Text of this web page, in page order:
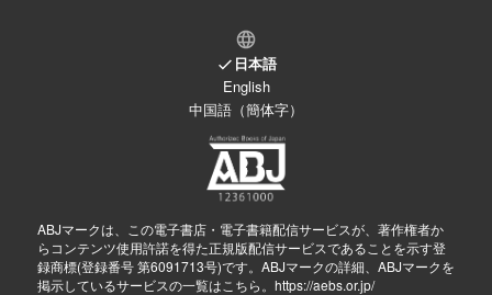
日本語
English
中国語（簡体字）
ABJマークは、この電子書店・電子書籍配信サービスが、著作権者か
らコンテンツ使用許諾を得た正規版配信サービスであることを示す登
録商標(登録番号 第6091713号)です。ABJマークの詳細、ABJマークを
掲示しているサービスの一覧はこちら。 https://aebs.or.jp/